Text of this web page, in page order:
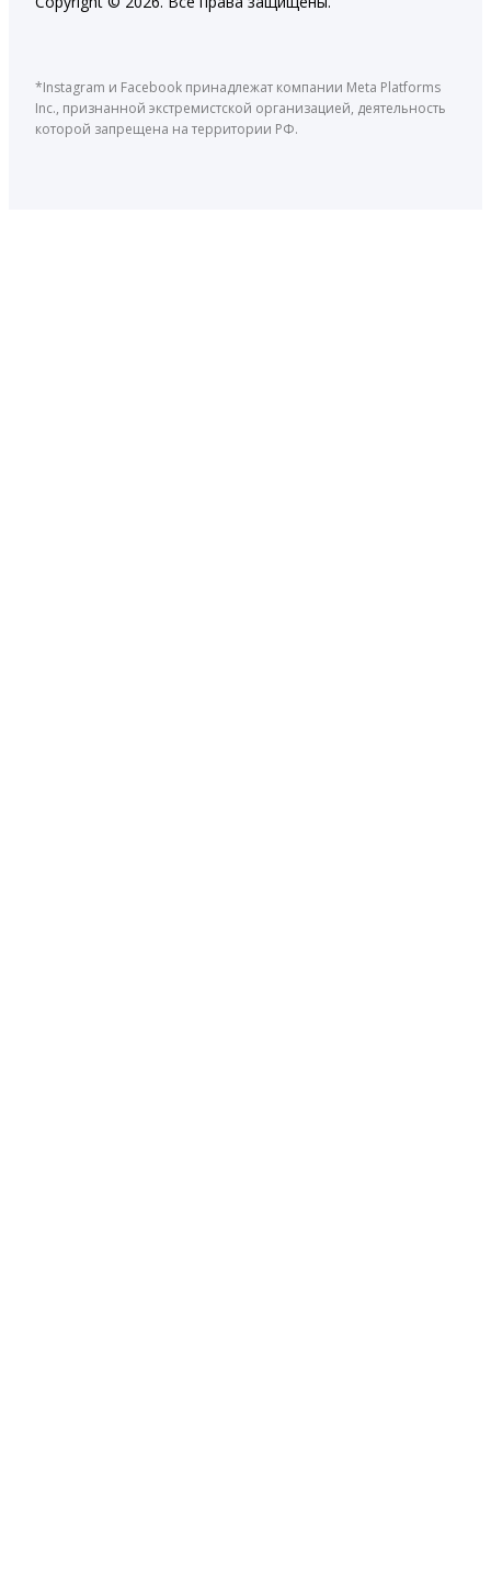
*Instagram и Facebook принадлежат компании Meta Platforms
Inc., признанной экстремистской организацией, деятельность
которой запрещена на территории РФ.